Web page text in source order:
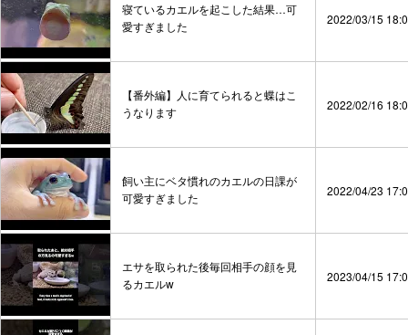
寝ているカエルを起こした結果…可
愛すぎました
2022/03/15
【番外編】人に育てられると蝶はこ
うなります
2022/02/16
飼い主にベタ慣れのカエルの日課が
可愛すぎました
2022/04/23
エサを取られた後毎回相手の顔を見
るカエルw
2023/04/15